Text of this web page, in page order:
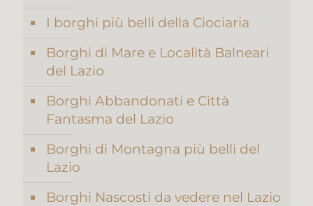
I borghi più belli della Ciociaria
Borghi di Mare e Località Balneari
del Lazio
Borghi Abbandonati e Città
Fantasma del Lazio
Borghi di Montagna più belli del
Lazio
Borghi Nascosti da vedere nel Lazio